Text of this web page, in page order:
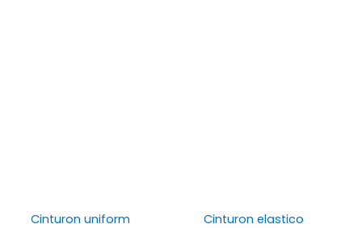
Cinturon uniform
Cinturon elastico